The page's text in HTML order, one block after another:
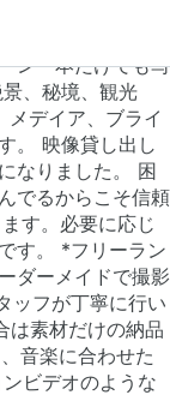
」 7sky creative
グル、カメラワー
ン一本だけでも写
、秘境、観光
デイア、ブライ
。 映像貸し出し
なりました。 困
でるからこそ信頼
す。必要に応じ
す。 *フリーラン
ダーメイドで撮影
ッフが丁寧に行い
は素材だけの納品
音楽に合わせた
ビデオのような